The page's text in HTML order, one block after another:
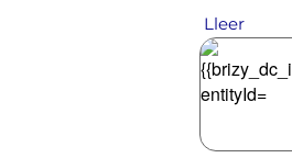
Lleer